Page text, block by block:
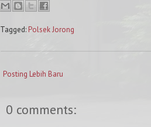
Tagged: Polsek Jorong
Posting Lebih Baru
0 comments: